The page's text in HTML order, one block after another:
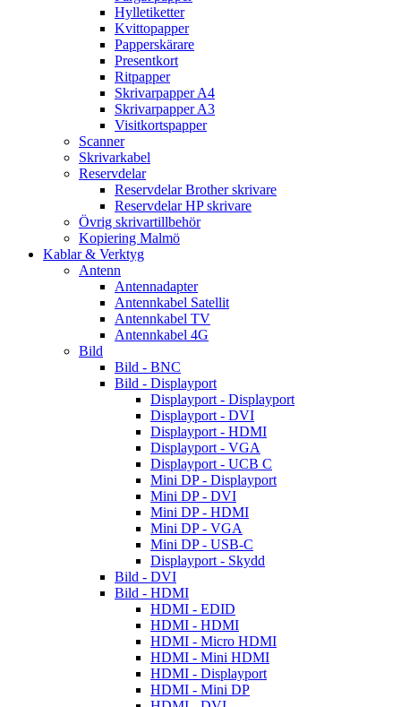
Hylletiketter
Kvittopapper
Papperskärare
Presentkort
Ritpapper
Skrivarpapper A4
Skrivarpapper A3
Visitkortspapper
Scanner
Skrivarkabel
Reservdelar
Reservdelar Brother skrivare
Reservdelar HP skrivare
Övrig skrivartillbehör
Kopiering Malmö
Kablar & Verktyg
Antenn
Antennadapter
Antennkabel Satellit
Antennkabel TV
Antennkabel 4G
Bild
Bild - BNC
Bild - Displayport
Displayport - Displayport
Displayport - DVI
Displayport - HDMI
Displayport - VGA
Displayport - UCB C
Mini DP - Displayport
Mini DP - DVI
Mini DP - HDMI
Mini DP - VGA
Mini DP - USB-C
Displayport - Skydd
Bild - DVI
Bild - HDMI
HDMI - EDID
HDMI - HDMI
HDMI - Micro HDMI
HDMI - Mini HDMI
HDMI - Displayport
HDMI - Mini DP